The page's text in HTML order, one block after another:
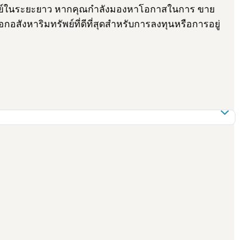
นระยะยาว หากคุณกำลังมองหาโอกาสในการ ขาย
กอสังหาริมทรัพย์ที่ดีที่สุดสำหรับการลงทุนหรือการอยู่